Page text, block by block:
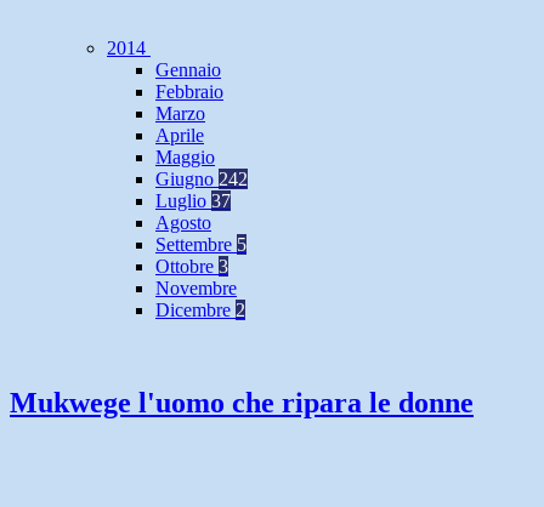
2014
Gennaio
Febbraio
Marzo
Aprile
Maggio
Giugno 242
Luglio 37
Agosto
Settembre 5
Ottobre 3
Novembre
Dicembre 2
Mukwege l'uomo che ripara le donne